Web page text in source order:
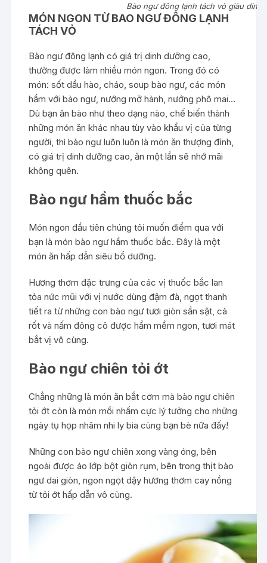
Bào ngư đông lạnh tách vỏ giàu dinh
MÓN NGON TỪ BAO NGƯ ĐÔNG LẠNH
TÁCH VỎ
Bào ngư đông lạnh có giá trị dinh dưỡng cao,
thường được làm nhiều món ngon. Trong đó có
món: sốt dầu hào, cháo, soup bào ngư, các món
hầm với bào ngư, nướng mỡ hành, nướng phô mai…
Dù bạn ăn bào như theo dạng nào, chế biến thành
những món ăn khác nhau tùy vào khẩu vị của từng
người, thì bào ngư luôn luôn là món ăn thượng đỉnh,
có giá trị dinh dưỡng cao, ăn một lần sẽ nhớ mãi
không quên.
Bào ngư hầm thuốc bắc
Món ngon đầu tiên chúng tôi muốn điểm qua với
bạn là món bào ngư hầm thuốc bắc. Đây là một
món ăn hấp dẫn siêu bổ dưỡng.
Hương thơm đặc trưng của các vị thuốc bắc lan
tỏa nức mũi với vị nước dùng đậm đà, ngọt thanh
tiết ra từ những con bào ngư tươi giòn sần sật, cà
rốt và nấm đông cô được hầm mềm ngon, tươi mát
bắt vị vô cùng.
Bào ngư chiên tỏi ớt
Chẳng những là món ăn bắt cơm mà bào ngư chiên
tỏi ớt còn là món mồi nhấm cực lý tưởng cho những
ngày tụ họp nhâm nhi ly bia cùng bạn bè nữa đấy!
Những con bào ngư chiên xong vàng óng, bên
ngoài được áo lớp bột giòn rụm, bên trong thịt bào
ngư dai giòn, ngon ngọt dậy hương thơm cay nồng
từ tỏi ớt hấp dẫn vô cùng.